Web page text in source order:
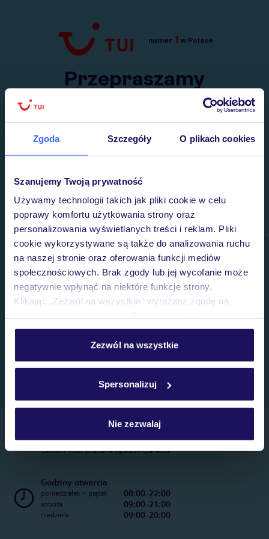
Zgoda Szczegóły O plikach cookies
Szanujemy Twoją prywatność
Używamy technologii takich jak pliki cookie w celu
poprawy komfortu użytkowania strony oraz
personalizowania wyświetlanych treści i reklam. Pliki
cookie wykorzystywane są także do analizowania ruchu
na naszej stronie oraz oferowania funkcji mediów
społecznościowych. Brak zgody lub jej wycofanie może
negatywnie wpłynąć na niektóre funkcje strony.
Klikając „Zezwól na wszystkie” wyrażasz zgodę na
personalizować swój wybór wchodząc w zakładkę
Szczegółowe informacje o plikach cookie znajdziesz
Zezwól na wszystkie
Spersonalizuj
Nie zezwalaj
Przejdź do TUI.pl
numer 1 w Polsce
Przepraszamy
Wysłaliśmy nasz serwis na krótkie wakacje.
Telefoniczne Centrum Rezerwacji
22 270 31 20
Całkowity koszt połączenia wg stawki operatora
Godziny otwarcia
poniedziałek - piątek 08:00-22:00
sobota 09:00-21:00
niedziela 09:00-20:00